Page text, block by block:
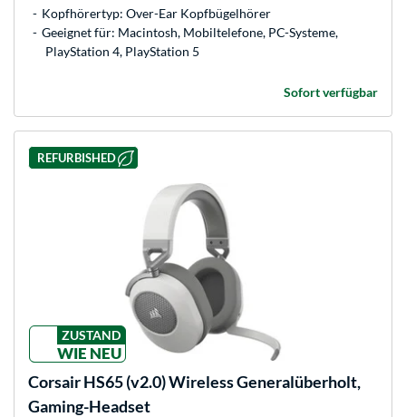
Kopfhörertyp: Over-Ear Kopfbügelhörer
Geeignet für: Macintosh, Mobiltelefone, PC-Systeme,
PlayStation 4, PlayStation 5
Sofort verfügbar
REFURBISHED
ZUSTAND
WIE NEU
CorsairHS65 (v2.0) Wireless Generalüberholt,
Gaming-Headset